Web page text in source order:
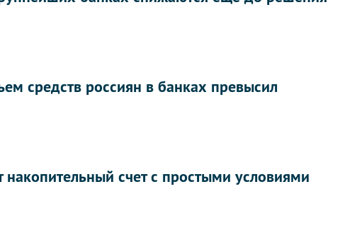
средств россиян в банках превысил
накопительный счет с простыми условиями